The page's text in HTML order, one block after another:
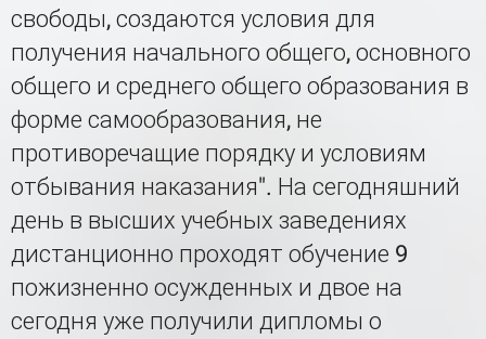
свободы, создаются условия для
получения начального общего, основного
общего и среднего общего образования в
форме самообразования, не
противоречащие порядку и условиям
отбывания наказания". На сегодняшний
день в высших учебных заведениях
дистанционно проходят обучение 9
пожизненно осужденных и двое на
сегодня уже получили дипломы о